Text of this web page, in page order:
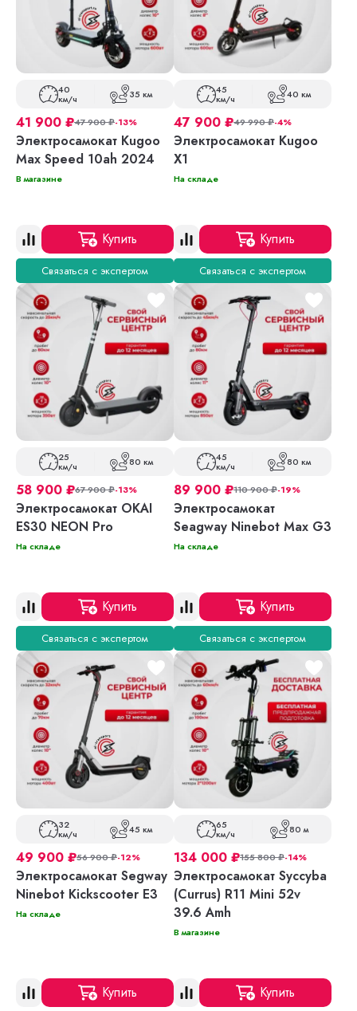
40
км/ч 35 км
41 900 ₽47 900₽-13%
Электросамокат Kugoo
Max Speed 10ah 2024
В магазине
Купить
Связаться с экспертом
45
км/ч 40 км
47 900 ₽49 990₽-4%
Электросамокат Kugoo
X1
На складе
Купить
Связаться с экспертом
25
км/ч 80 км
58 900 ₽67 900₽-13%
Электросамокат OKAI
ES30 NEON Pro
На складе
Купить
Связаться с экспертом
45
км/ч 80 км
89 900 ₽110 900₽-19%
Электросамокат
Seagway Ninebot Max G3
На складе
Купить
Связаться с экспертом
32
км/ч 45 км
49 900 ₽56 900₽-12%
Электросамокат Segway
Ninebot Kickscooter E3
На складе
Купить
65
км/ч 80 м
134 000 ₽155 800₽-14%
Электросамокат Syccyba
(Currus) R11 Mini 52v
39.6 Amh
В магазине
Купить